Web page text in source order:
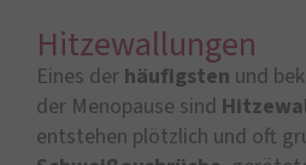
Hitzewallungen
Eines der häufigsten und
der Menopause sind
entstehen plötzlich und oft